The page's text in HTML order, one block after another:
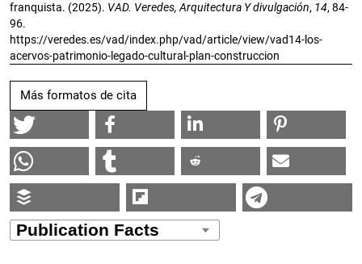
franquista. (2025). VAD. Veredes, Arquitectura Y divulgación, 14, 84-
96.
https://veredes.es/vad/index.php/vad/article/view/vad14-los-
acervos-patrimonio-legado-cultural-plan-construccion
Más formatos de cita